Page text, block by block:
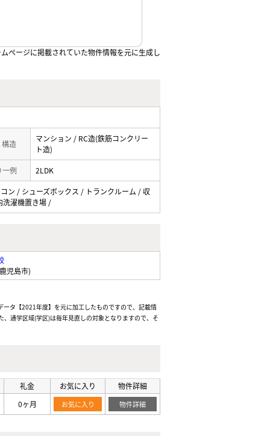
ぺージに掲載されていた物件情報を元に生成し
造
マンション / RC造(鉄筋コンクリー
ト造)
一例 2LDK
ン / シューズボックス / トランクルーム / 収
洗濯機置き場 /
児島市)
タ【2021年度】を元に加工したものですので、記載情
通学区域(学区)は毎年見直しの対象となりますので、そ
礼金 お気に入り
物件詳細
0ヶ月 お気に入り 物件詳細